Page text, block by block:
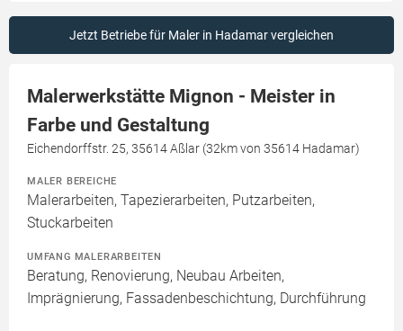
Jetzt Betriebe für Maler in Hadamar vergleichen
Malerwerkstätte Mignon - Meister in
Farbe und Gestaltung
Eichendorffstr. 25, 35614 Aßlar (32km von 35614 Hadamar)
MALER BEREICHE
Malerarbeiten, Tapezierarbeiten, Putzarbeiten,
Stuckarbeiten
UMFANG MALERARBEITEN
Beratung, Renovierung, Neubau Arbeiten,
Imprägnierung, Fassadenbeschichtung, Durchführung